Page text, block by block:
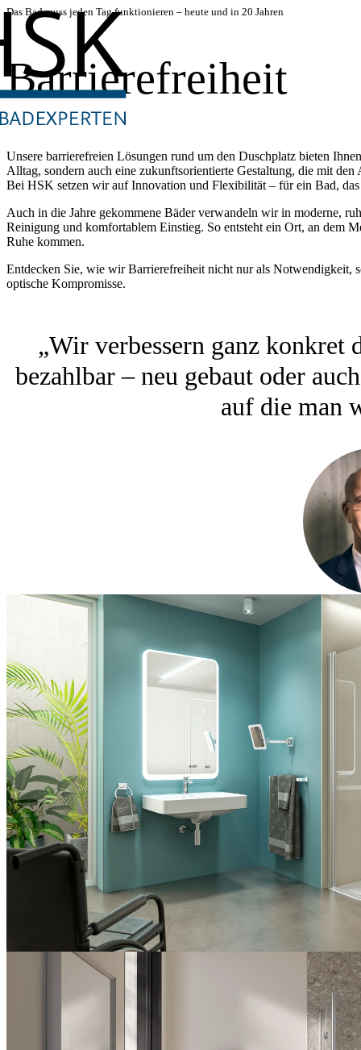
Das Bad muss jeden Tag funktionieren – heute und in 20 Jahren
Barrierefreiheit
Unsere barrierefreien Lösungen rund um den Duschplatz bieten
Alltag, sondern auch eine zukunftsorientierte Gestaltung, die mit den
Bei HSK setzen wir auf Innovation und Flexibilität – für ein Bad, das
Auch in die Jahre gekommene Bäder verwandeln wir in moderne,
Reinigung und komfortablem Einstieg. So entsteht ein Ort, an dem
Ruhe kommen.
Entdecken Sie, wie wir Barrierefreiheit nicht nur als Notwendigkeit,
optische Kompromisse.
„Wir verbessern ganz konkret
bezahlbar – neu gebaut oder
auf die man